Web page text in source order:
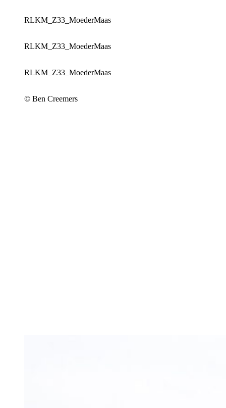
RLKM_Z33_MoederMaas
RLKM_Z33_MoederMaas
RLKM_Z33_MoederMaas
© Ben Creemers